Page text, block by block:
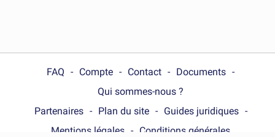
FAQ Compte Contact
Documents
Qui sommes-nous ?
Partenaires
Plan du site
Guides juridiques
Mentions légales
Conditions générales